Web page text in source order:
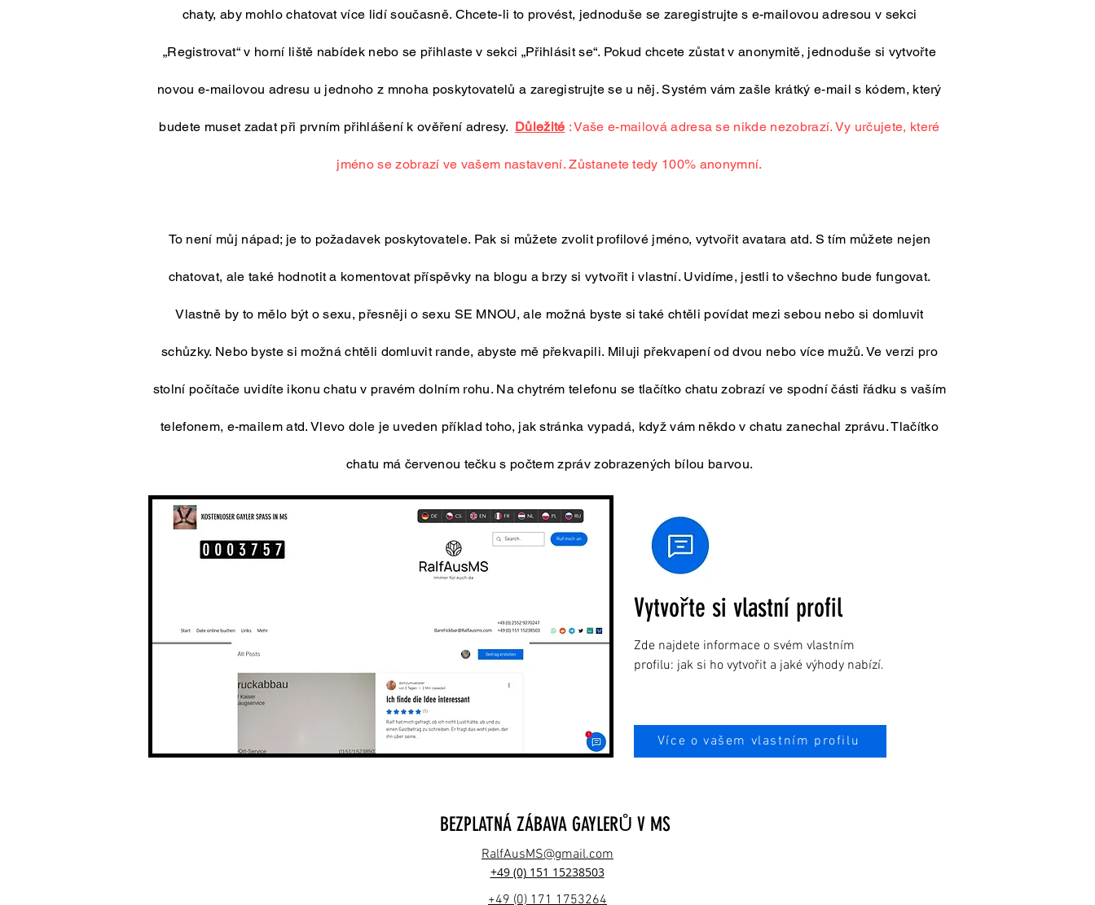
chaty, aby mohlo chatovat více lidí současně. Chcete-li to provést, jednoduše se zaregistrujte s e-mailovou adresou v sekci
„Registrovat“ v horní liště nabídek nebo se přihlaste v sekci „Přihlásit se“. Pokud chcete zůstat v anonymitě, jednoduše si vytvořte
novou e-mailovou adresu u jednoho z mnoha poskytovatelů a zaregistrujte se u něj. Systém vám zašle krátký e-mail s kódem, který
budete muset zadat při prvním přihlášení k ověření adresy. Důležité : Vaše e-mailová adresa se nikde nezobrazí. Vy určujete, které
jméno se zobrazí ve vašem nastavení. Zůstanete tedy 100% anonymní.
To není můj nápad; je to požadavek poskytovatele. Pak si můžete zvolit profilové jméno, vytvořit avatara atd. S tím můžete nejen
chatovat, ale také hodnotit a komentovat příspěvky na blogu a brzy si vytvořit i vlastní. Uvidíme, jestli to všechno bude fungovat.
Vlastně by to mělo být o sexu, přesněji o sexu SE MNOU, ale možná byste si také chtěli povídat mezi sebou nebo si domluvit
schůzky. Nebo byste si možná chtěli domluvit rande, abyste mě překvapili. Miluji překvapení od dvou nebo více mužů. Ve verzi pro
stolní počítače uvidíte ikonu chatu v pravém dolním rohu. Na chytrém telefonu se tlačítko chatu zobrazí ve spodní části řádku s vaším
telefonem, e-mailem atd. Vlevo dole je uveden příklad toho, jak stránka vypadá, když vám někdo v chatu zanechal zprávu. Tlačítko
chatu má červenou tečku s počtem zpráv zobrazených bílou barvou.
Vytvořte si vlastní profil
Zde najdete informace o svém vlastním
profilu: jak si ho vytvořit a jaké výhody nabízí.
Více o vašem vlastním profilu
BEZPLATNÁ ZÁBAVA GAYLERŮ V MS
RalfAusMS@gmail.com
+49 (0) 151 15238503
+49 (0) 171 1753264